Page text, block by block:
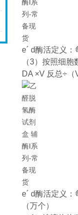
e´ d酶活定义：
（3）按照细胞
DA ×V 反总÷
e´ d酶活定义：
（万个）